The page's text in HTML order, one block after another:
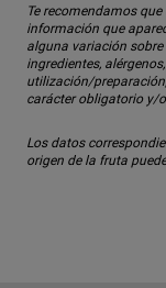
Te recomendamos
información que
alguna variación
ingredientes,
utilización/
carácter obligatorio y/
Los datos
origen de la fruta